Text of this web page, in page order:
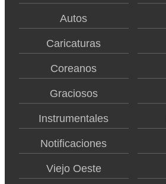
Autos
Caricaturas
Coreanos
Graciosos
Instrumentales
Notificaciones
Viejo Oeste